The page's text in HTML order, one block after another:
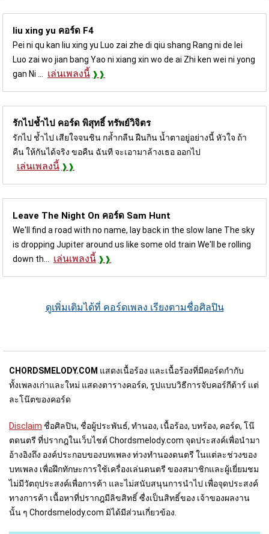
liu xing yu คอร์ด F4
Pei ni qu kan liu xing yu Luo zai zhe di qiu shang Rang ni de lei
Luo zai wo jian bang Yao ni xiang xin wo de ai Zhi ken wei ni yong
gan Ni ...
เล่นเพลงนี้
รักไปช้ำไป คอร์ด พิสุทธิ์ ทรัพย์วิจิตร
รักไป ช้ำไป เสียใจจนชิน กล้ำกลืน ฝืนกิน น้ำตาอยู่อย่างนี้ หัวใจ ถ้า
คืน ให้กันได้จริง ขอคืน ฉันที จะเอามาล้างเธอ ออกไป
เล่นเพลงนี้
Leave The Night On คอร์ด Sam Hunt
We'll find a road with no name, lay back in the slow lane The sky
is dropping Jupiter around us like some old train We'll be rolling
down th...
เล่นเพลงนี้
ดูเพิ่มเติมได้ที่ คอร์ดเพลง เรียงตามชื่อศิลปิน
CHORDSMELODY.COM แสดงเนื้อร้อง และเนื้อร้องที่มีคอร์ดกำกับ
ทั้งเพลงเก่าและใหม่ แสดงตารางคอร์ด, รูปแบบวิธีการจับคอร์กีต้าร์ แต่
ละโน๊ตของคอร์ด
Disclaim ชื่อศิลปิน, ชื่อผู้ประพันธ์, ทำนอง, เนื้อร้อง, บทร้อง, คอร์ด, โน๊
ตดนตรี ที่ปรากฎในเว็บไชต์ Chordsmelody.com จุดประสงค์เพื่อนำมา
อ้างอิงถึง องค์ประกอบของบทเพลง ท่วงทำนองดนตรี ในแต่ละช่วงของ
บทเพลง เพื่อฝึกทักษะการใช้เครื่องเล่นดนตรี ของสมาชิกและผู้เยี่ยมชม
ไม่มีวัตถุประสงค์เพื่อการค้า และไม่สนับสนุนการนำไป เพื่อจุดประสงค์
ทางการค้า เนื้อหาที่ปรากฎมีลิขสิทธิ์ ซื่งเป็นสิทธิ์ของ เจ้าของผลงาน
นั้น ๆ Chordsmelody.com มิได้มีส่วนเกี่ยวข้อง.